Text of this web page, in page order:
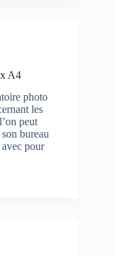
A4
photo
les
peut
bureau
pour